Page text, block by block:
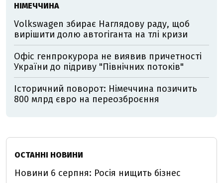
НІМЕЧЧИНА
Volkswagen збирає Наглядову раду, щоб
вирішити долю автогіганта на тлі кризи
Офіс генпрокурора не виявив причетності
України до підриву "Північних потоків"
Історичний поворот: Німеччина позичить
800 млрд євро на переозброєння
ОСТАННІ НОВИНИ
Новини 6 серпня: Росія нищить бізнес